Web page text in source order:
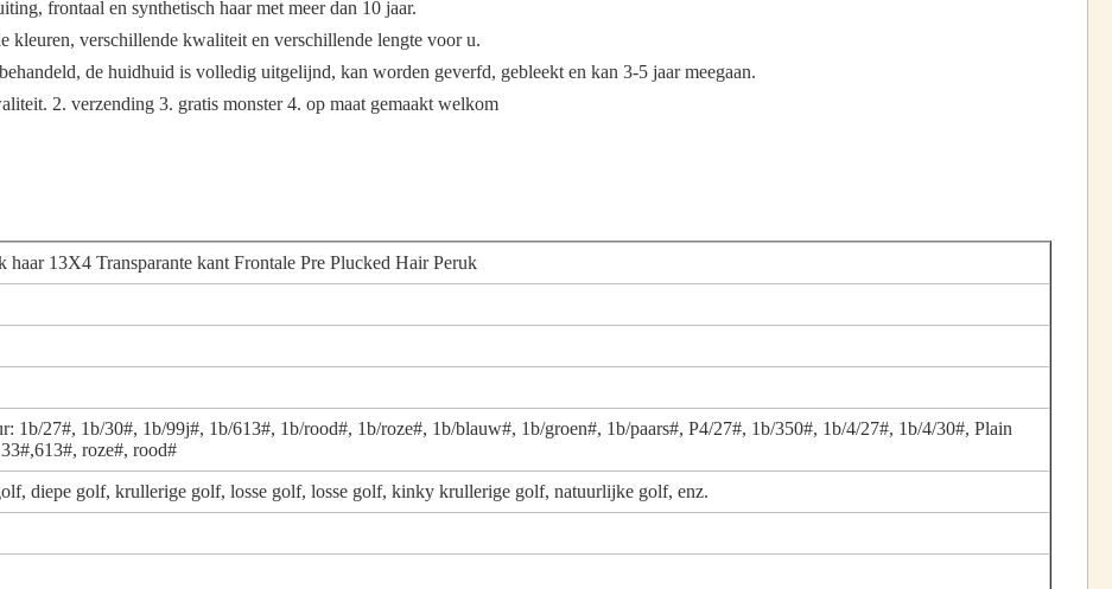
frontaal en synthetisch haar met meer dan 10 jaar.
kleuren, verschillende kwaliteit en verschillende lengte voor u.
de huidhuid is volledig uitgelijnd, kan worden geverfd, gebleekt en kan 3-5 jaar meegaan.
2. verzending 3. gratis monster 4. op maat gemaakt welkom
13X4 Transparante kant Frontale Pre Plucked Hair Peruk
1b/27#, 1b/30#, 1b/99j#, 1b/613#, 1b/rood#, 1b/roze#, 1b/blauw#, 1b/groen#, 1b/paars#, P4/27#, 1b/350#, 1b/4/27#, 1b/4/30#, Plain
roze#, rood#
diepe golf, krullerige golf, losse golf, losse golf, kinky krullerige golf, natuurlijke golf, enz.